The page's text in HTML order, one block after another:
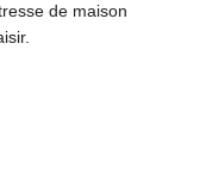
de maison